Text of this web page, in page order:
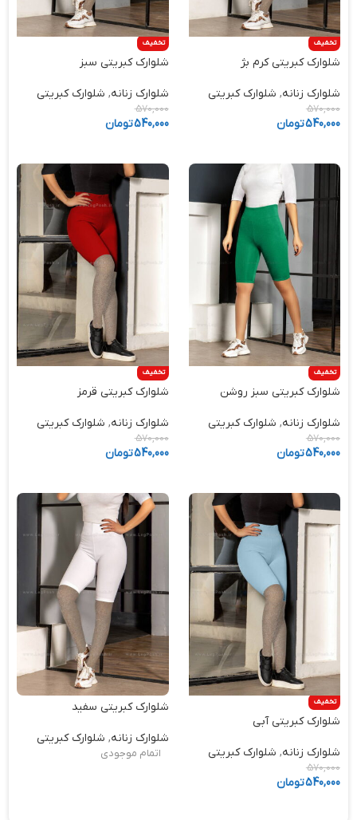
تخفیف
شلوارک کبریتی کرم بژ
شلوارک زنانه, شلوارک کبریتی
570,000
540,000تومان
تخفیف
شلوارک کبریتی سبز
شلوارک زنانه, شلوارک کبریتی
570,000
540,000تومان
تخفیف
شلوارک کبریتی سبز روشن
شلوارک زنانه, شلوارک کبریتی
570,000
540,000تومان
تخفیف
شلوارک کبریتی قرمز
شلوارک زنانه, شلوارک کبریتی
570,000
540,000تومان
تخفیف
شلوارک کبریتی آبی
شلوارک زنانه, شلوارک کبریتی
570,000
540,000تومان
شلوارک کبریتی سفید
شلوارک زنانه, شلوارک کبریتی
اتمام موجودی